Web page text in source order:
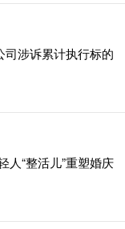
涉诉累计执行标的
人“整活儿”重塑婚庆